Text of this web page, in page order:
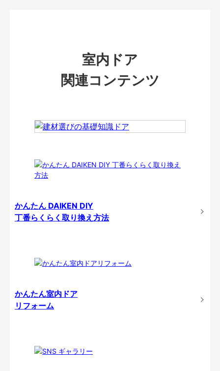
室内ドア
関連コンテンツ
かんたん DAIKEN DIY
丁番らくらく取り換え方法
かんたん室内ドア
リフォーム